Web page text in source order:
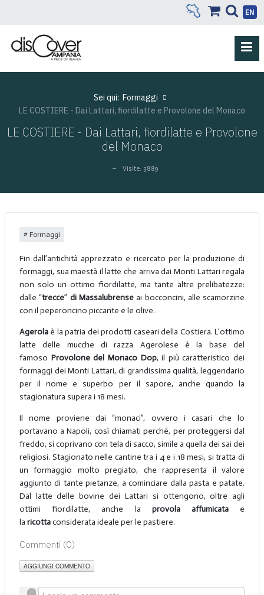
EN
Sei qui: Formaggi
LE COSTIERE - Dai Lattari, fiordilatte e Provolone del Monaco
LE COSTIERE - Dai Lattari, fiordilatte e Provolone
del Monaco
Visite: 3889
Formaggi
Fin dall’antichità apprezzato e ricercato per la produzione di
formaggi, sua maestà il latte che arriva dai Monti Lattari regala
non solo un ottimo fiordilatte, ma tante altre prelibatezze:
dalle “trecce” di Massalubrenseai bocconcini, alle scamorzine
con il peperoncino piccante e le olive.
Agerola è la patria dei prodotti caseari della Costiera. L’ottimo
latte delle mucche di razza Agerolese è la base del
famoso Provolone del Monaco Dop, il più caratteristico dei
formaggi dei Monti Lattari, di grandissima qualità, leggendario
per il nome e superbo per il sapore, anche quando la
stagionatura supera i 18 mesi.
Il nome proviene dai “monaci”, ovvero i casari che lo
portavano a Napoli, così chiamati perché, per proteggersi dal
freddo, si coprivano con tela di sacco, simile a quella dei sai dei
religiosi. Stagionato nelle cantine tra i 4 e i 18 mesi, si tratta di
un formaggio molto pregiato, che rappresenta il valore
aggiunto di tante pietanze, a cominciare dalla pasta e patate.
Dal latte delle bovine dei Lattari si ottengono, oltre agli
ottimi fiordilatte, anche la provola affumicatae
la ricottaconsiderata ideale per le pastiere.
Commenti (0)
AGGIUNGI COMMENTO